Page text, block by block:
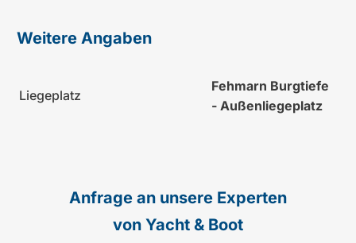
Weitere Angaben
Liegeplatz
Fehmarn Burgtiefe
- Außenliegeplatz
Anfrage an unsere Experten
von Yacht & Boot